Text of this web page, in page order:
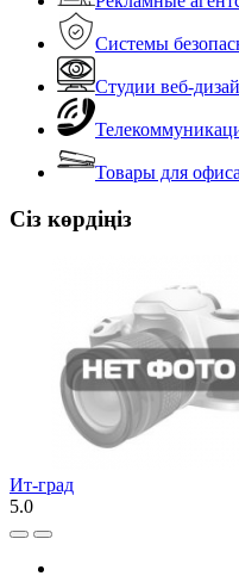
Системы
Студии веб-
Товары для
Сіз көрдіңіз
Ит-град
5.0